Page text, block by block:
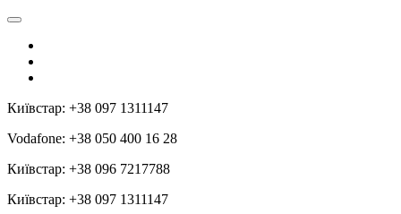
Київстар: +38 097 1311147
Vodafone: +38 050 400 16 28
Київстар: +38 096 7217788
Київстар: +38 097 1311147